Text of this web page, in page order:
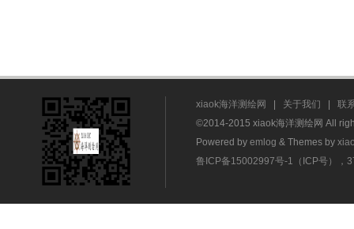
xiaok海洋测绘网 关于我们
联
©2014-2015 xiaok海洋测绘网 All
Powered by emlog & Themes by
鲁ICP备15002997号-1（ICP号），